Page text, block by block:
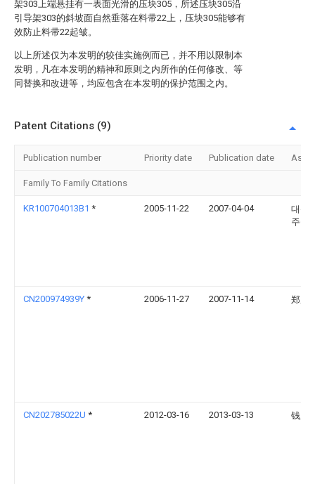
架303上端悬挂有一表面光滑的压块305，所述压块305沿
引导架303的斜坡面自然垂落在料带22上，压块305能够有
效防止料带22起皱。
以上所述仅为本发明的较佳实施例而已，并不用以限制本
发明，凡在本发明的精神和原则之内所作的任何修改、等
同替换和改进等，均应包含在本发明的保护范围之内。
Patent Citations (9)
Publication number Priority date Publication date
Family To Family Citations
KR100704013B1 * 2005-11-22 2007-04-04
대신
주식
CN200974939Y * 2006-11-27 2007-11-14 郑成
CN202785022U * 2012-03-16 2013-03-13 钱成